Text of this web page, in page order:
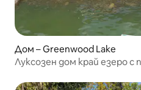
Дом – Greenwood Lake
Луксозен дом край езеро с